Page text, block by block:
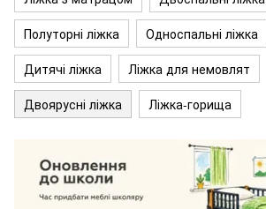
Полуторні ліжка
Односпальні ліжка
Дитячі ліжка
Ліжка для немовлят
Двоярусні ліжка
Ліжка-горища